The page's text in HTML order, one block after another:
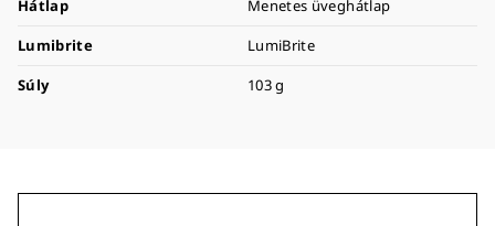
Hátlap
Menetes üveghátlap
Lumibrite
LumiBrite
Súly
103 g